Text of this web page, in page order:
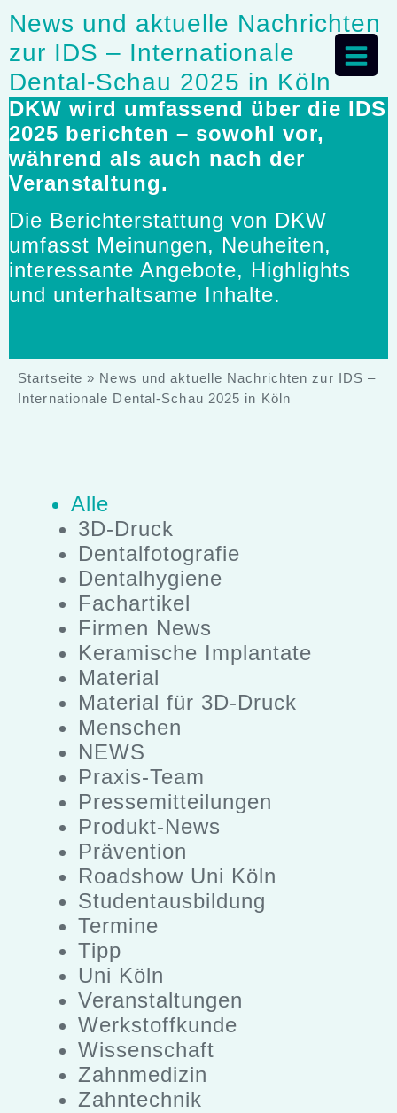
News und aktuelle Nachrichten
zur IDS – Internationale
Dental-Schau 2025 in Köln
DKW wird umfassend über die IDS
2025 berichten – sowohl vor,
während als auch nach der
Veranstaltung.
Die Berichterstattung von DKW
umfasst Meinungen, Neuheiten,
interessante Angebote, Highlights
und unterhaltsame Inhalte.
Startseite » News und aktuelle Nachrichten zur IDS –
Internationale Dental-Schau 2025 in Köln
Alle
3D-Druck
Dentalfotografie
Dentalhygiene
Fachartikel
Firmen News
Keramische Implantate
Material
Material für 3D-Druck
Menschen
NEWS
Praxis-Team
Pressemitteilungen
Produkt-News
Prävention
Roadshow Uni Köln
Studentausbildung
Termine
Tipp
Uni Köln
Veranstaltungen
Werkstoffkunde
Wissenschaft
Zahnmedizin
Zahntechnik